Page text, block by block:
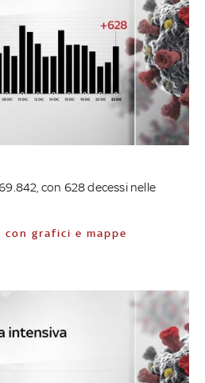
con 628 decessi nelle
con grafici e mappe